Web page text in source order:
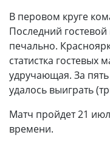
В перовом круге
Последний
печально.
статистка гостевых
удручающая. За
удалось выиграть
Матч пройдет 21
времени.